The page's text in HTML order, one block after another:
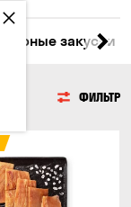
Сырные закуски
ФИЛЬТР